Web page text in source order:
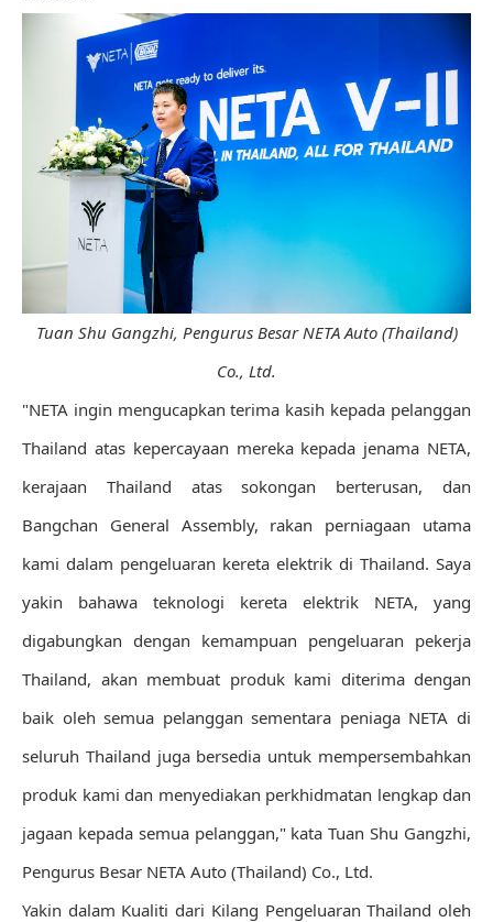
Tuan Shu Gangzhi, Pengurus Besar NETA Auto (Thailand)
Co., Ltd.
"NETA ingin mengucapkan terima kasih kepada pelanggan
Thailand atas kepercayaan mereka kepada jenama NETA,
kerajaan Thailand atas sokongan berterusan, dan
Bangchan General Assembly, rakan perniagaan utama
kami dalam pengeluaran kereta elektrik di Thailand. Saya
yakin bahawa teknologi kereta elektrik NETA, yang
digabungkan dengan kemampuan pengeluaran pekerja
Thailand, akan membuat produk kami diterima dengan
baik oleh semua pelanggan sementara peniaga NETA di
seluruh Thailand juga bersedia untuk mempersembahkan
produk kami dan menyediakan perkhidmatan lengkap dan
jagaan kepada semua pelanggan," kata Tuan Shu Gangzhi,
Pengurus Besar NETA Auto (Thailand) Co., Ltd.
Yakin dalam Kualiti dari Kilang Pengeluaran Thailand oleh